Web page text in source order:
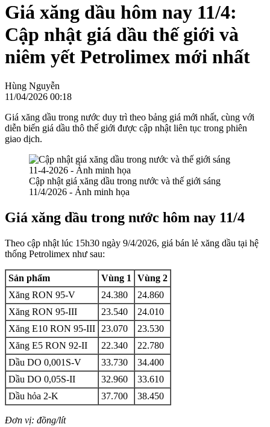
Giá xăng dầu hôm nay 11/4:
Cập nhật giá dầu thế giới và
niêm yết Petrolimex mới nhất
Hùng Nguyễn
11/04/2026 00:18
Giá xăng dầu trong nước duy trì theo bảng giá mới nhất, cùng với
diễn biến giá dầu thô thế giới được cập nhật liên tục trong phiên
giao dịch.
Cập nhật giá xăng dầu trong nước và thế giới sáng
11/4/2026 - Ảnh minh họa
Giá xăng dầu trong nước hôm nay 11/4
Theo cập nhật lúc 15h30 ngày 9/4/2026, giá bán lẻ xăng dầu tại hệ
thống Petrolimex như sau:
Sản phẩm Vùng 1
Vùng 2
Xăng RON 95-V
24.380
24.860
Xăng RON 95-III
23.540
24.010
Xăng E10 RON 95-III
23.070
23.530
Xăng E5 RON 92-II
22.340
22.780
Dầu DO 0,001S-V
33.730
34.400
Dầu DO 0,05S-II
32.960
33.610
Dầu hỏa 2-K
37.700 38.450
Đơn vị: đồng/lít